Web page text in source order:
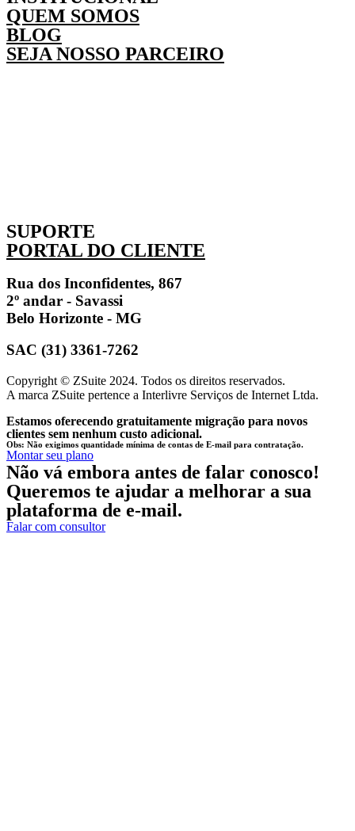
QUEM SOMOS
BLOG
SEJA NOSSO PARCEIRO
SUPORTE
PORTAL DO CLIENTE
Rua dos Inconfidentes, 867
2º andar - Savassi
Belo Horizonte - MG
SAC (31) 3361-7262
Copyright © ZSuite 2024. Todos os direitos reservados.
A marca ZSuite pertence a Interlivre Serviços de Internet Ltda.
Estamos oferecendo gratuitamente migração para novos
clientes sem nenhum custo adicional.
Obs: Não exigimos quantidade mínima de contas de E-mail para contratação.
Montar seu plano
Não vá embora antes de falar conosco!
Queremos te ajudar a melhorar a sua
plataforma de e-mail.
Falar com consultor